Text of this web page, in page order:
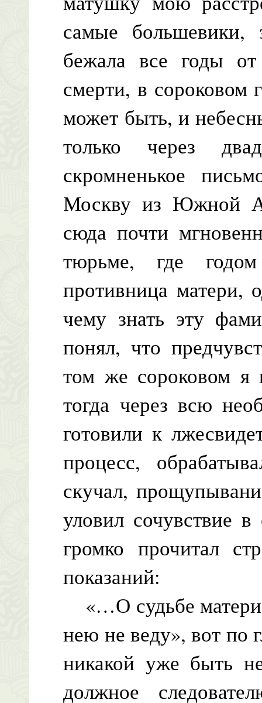
самые большевики,
бежала все годы
смерти, в сороковом
может быть, и
только через
скромненькое
Москву из Южной
сюда почти
тюрьме, где
противница матери,
чему знать эту
понял, что
том же сороковом я
тогда через всю
готовили к
процесс,
скучал,
уловил сочувствие
громко прочитал
показаний:
«…О судьбе матери
нею не веду», вот по
никакой уже быть
должное